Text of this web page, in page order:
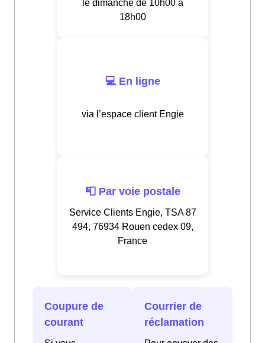
le dimanche de 10h00 à
18h00
💻 En ligne
via l’espace client Engie
📮 Par voie postale
Service Clients Engie, TSA 87
494, 76934 Rouen cedex 09,
France
Coupure de
courant
Courrier de
réclamation